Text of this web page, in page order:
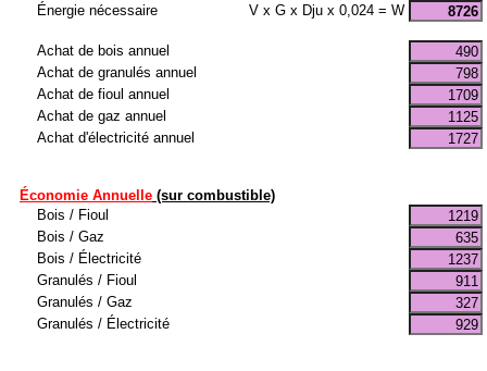
Énergie nécessaire
V x G x Dju x 0,024 = W
Achat de bois annuel
Achat de granulés annuel
Achat de fioul annuel
Achat de gaz annuel
Achat d'électricité annuel
Économie Annuelle (sur combustible)
Bois / Fioul
Bois / Gaz
Bois / Électricité
Granulés / Fioul
Granulés / Gaz
Granulés / Électricité